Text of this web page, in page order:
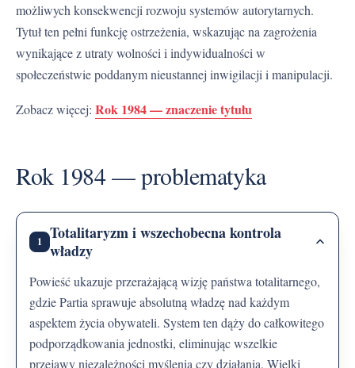
możliwych konsekwencji rozwoju systemów autorytarnych.
Tytuł ten pełni funkcję ostrzeżenia, wskazując na zagrożenia
wynikające z utraty wolności i indywidualności w
społeczeństwie poddanym nieustannej inwigilacji i manipulacji.
Zobacz więcej: Rok 1984 — znaczenie tytułu
Rok 1984 — problematyka
1
Totalitaryzm i wszechobecna kontrola
władzy
Powieść ukazuje przerażającą wizję państwa totalitarnego,
gdzie Partia sprawuje absolutną władzę nad każdym
aspektem życia obywateli. System ten dąży do całkowitego
podporządkowania jednostki, eliminując wszelkie
przejawy niezależności myślenia czy działania. Wielki